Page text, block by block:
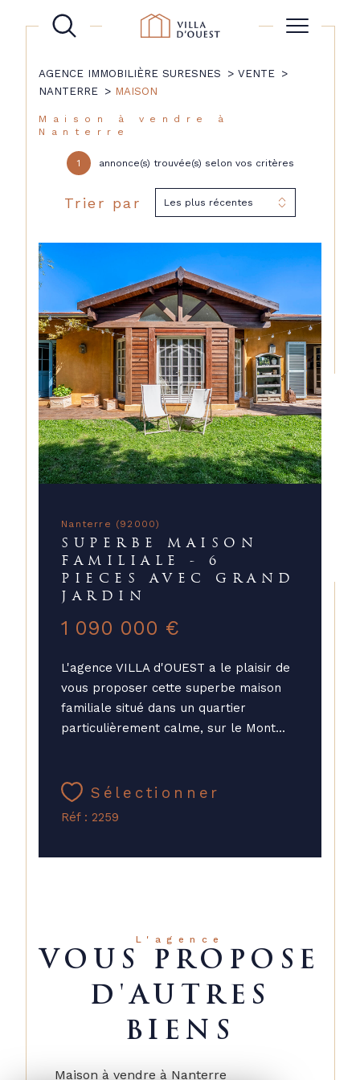
AGENCE IMMOBILIÈRE SURESNES
VENTE
NANTERRE
MAISON
Maison à vendre à
Nanterre
1 annonce(s) trouvée(s) selon vos critères
Trier par Les plus récentes
Nanterre (92000)
SUPERBE MAISON
FAMILIALE - 6
PIECES AVEC GRAND
JARDIN
1 090 000 €
L'agence VILLA d'OUEST a le plaisir de
vous proposer cette superbe maison
familiale situé dans un quartier
particulièrement calme, sur le Mont...
Sélectionner
Réf : 2259
L'agence
VOUS PROPOSE
D'AUTRES
BIENS
Maison à vendre à Nanterre